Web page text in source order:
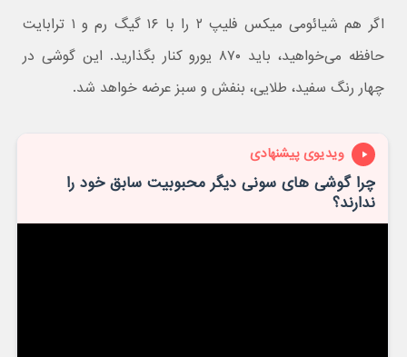
اگر هم شیائومی میکس فلیپ ۲ را با ۱۶ گیگ رم و ۱ ترابایت
حافظه می‌خواهید، باید ۸۷۰ یورو کنار بگذارید. این گوشی در
چهار رنگ سفید، طلایی، بنفش و سبز عرضه خواهد شد.
ویدیوی پیشنهادی
چرا گوشی های سونی دیگر محبوبیت سابق خود را
ندارند؟